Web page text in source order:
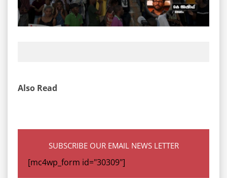
Also Read
SUBSCRIBE OUR EMAIL NEWS LETTER
[mc4wp_form id="30309"]